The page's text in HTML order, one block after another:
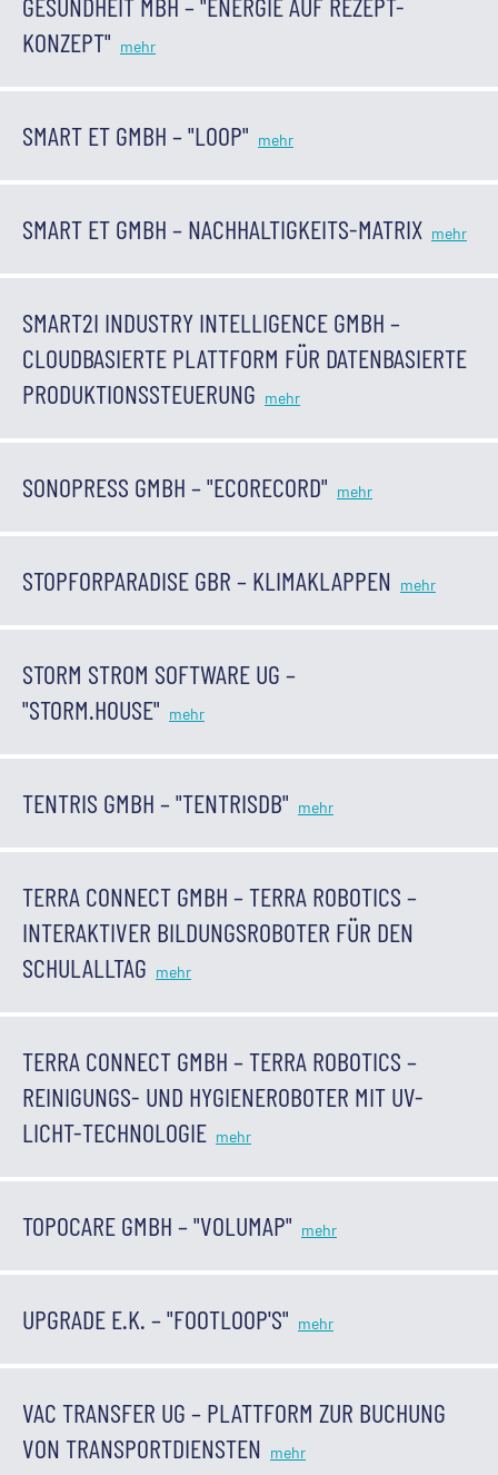
KONZEPT"
SMART ET GMBH – "LOOP"
SMART ET GMBH – NACHHALTIGKEITS-MATRIX
SMART2I INDUSTRY INTELLIGENCE GMBH –
CLOUDBASIERTE PLATTFORM FÜR DATENBASIERTE
PRODUKTIONSSTEUERUNG
SONOPRESS GMBH – "ECORECORD"
STOPFORPARADISE GBR – KLIMAKLAPPEN
STORM STROM SOFTWARE UG –
"STORM.HOUSE"
TENTRIS GMBH – "TENTRISDB"
TERRA CONNECT GMBH – TERRA ROBOTICS –
INTERAKTIVER BILDUNGSROBOTER FÜR DEN
SCHULALLTAG
TERRA CONNECT GMBH – TERRA ROBOTICS –
REINIGUNGS- UND HYGIENEROBOTER MIT UV-
LICHT-TECHNOLOGIE
TOPOCARE GMBH – "VOLUMAP"
UPGRADE E.K. – "FOOTLOOP'S"
VAC TRANSFER UG – PLATTFORM ZUR BUCHUNG
VON TRANSPORTDIENSTEN